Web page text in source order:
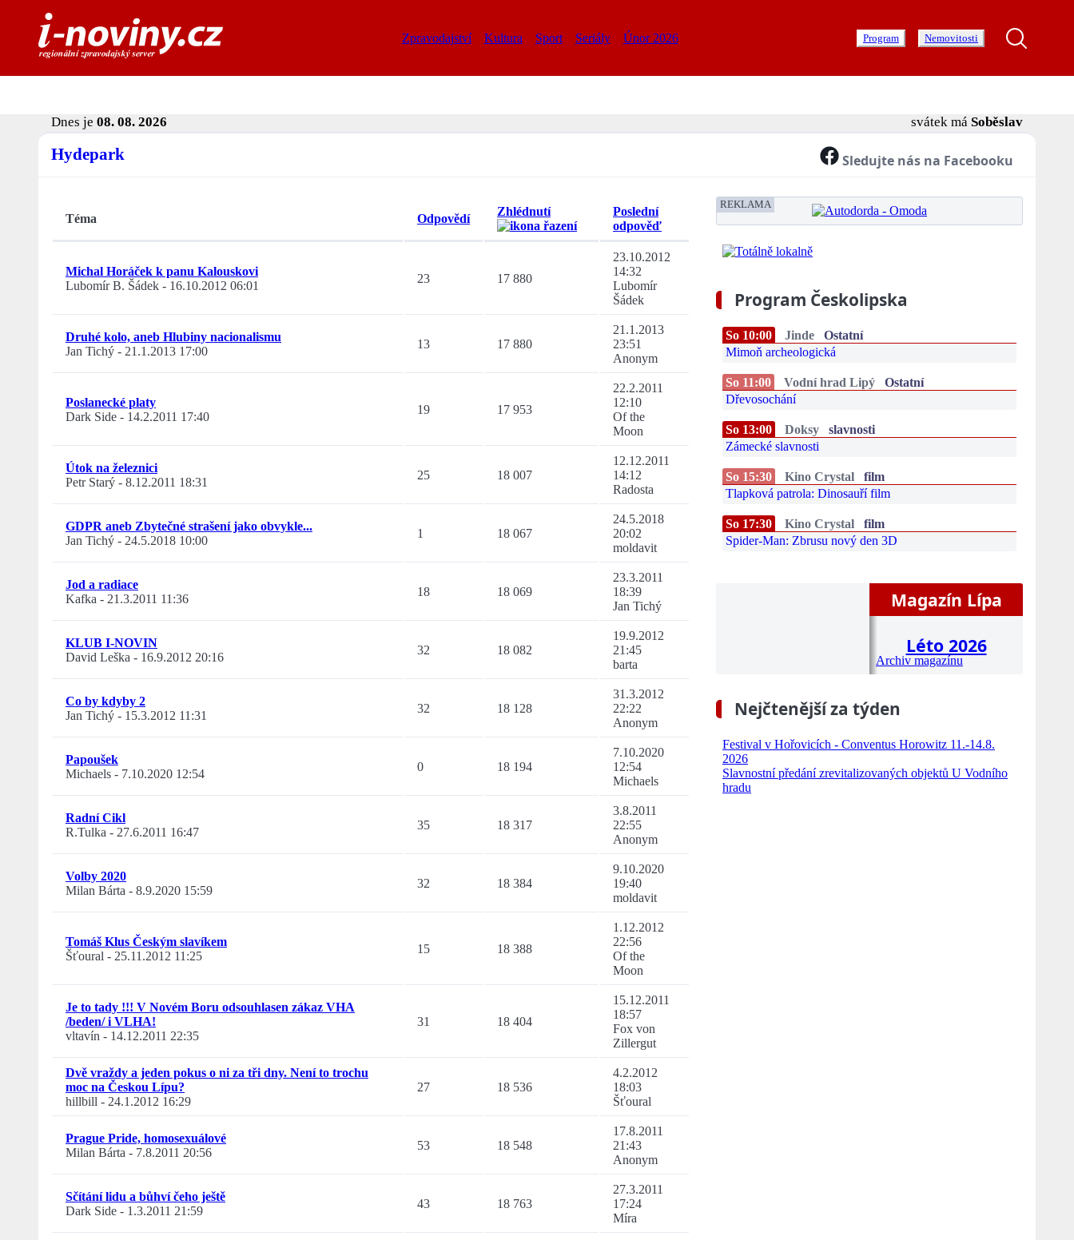
Zpravodajství Kultura Sport Seriály Únor 2026 Program Nemovitosti
Dnes je 08. 08. 2026 svátek má Soběslav
Hydepark Sledujte nás na Facebooku
Téma Odpovědí
Zhlédnutí
Poslední
odpověď
Michal Horáček k panu Kalouskovi
Lubomír B. Šádek - 16.10.2012 06:01
23 17 880
23.10.2012
14:32
Lubomír
Šádek
Druhé kolo, aneb Hlubiny nacionalismu
Jan Tichý - 21.1.2013 17:00
13 17 880
21.1.2013
23:51
Anonym
Poslanecké platy
Dark Side - 14.2.2011 17:40
19 17 953
22.2.2011
12:10
Of the
Moon
Útok na železnici
Petr Starý - 8.12.2011 18:31
25 18 007
12.12.2011
14:12
Radosta
GDPR aneb Zbytečné strašení jako obvykle...
Jan Tichý - 24.5.2018 10:00
1 18 067
24.5.2018
20:02
moldavit
Jod a radiace
Kafka - 21.3.2011 11:36
18 18 069
23.3.2011
18:39
Jan Tichý
KLUB I-NOVIN
David Leška - 16.9.2012 20:16
32 18 082
19.9.2012
21:45
barta
Co by kdyby 2
Jan Tichý - 15.3.2012 11:31
32 18 128
31.3.2012
22:22
Anonym
Papoušek
Michaels - 7.10.2020 12:54
0 18 194
7.10.2020
12:54
Michaels
Radní Cikl
R.Tulka - 27.6.2011 16:47
35 18 317
3.8.2011
22:55
Anonym
Volby 2020
Milan Bárta - 8.9.2020 15:59
32 18 384
9.10.2020
19:40
moldavit
Tomáš Klus Českým slavíkem
Šťoural - 25.11.2012 11:25
15 18 388
1.12.2012
22:56
Of the
Moon
Je to tady !!! V Novém Boru odsouhlasen zákaz VHA
/beden/ i VLHA!
vltavín - 14.12.2011 22:35
31 18 404
15.12.2011
18:57
Fox von
Zillergut
Dvě vraždy a jeden pokus o ni za tři dny. Není to trochu
moc na Českou Lípu?
hillbill - 24.1.2012 16:29
27 18 536
4.2.2012
18:03
Šťoural
Prague Pride, homosexuálové
Milan Bárta - 7.8.2011 20:56
53 18 548
17.8.2011
21:43
Anonym
Sčítání lidu a bůhví čeho ještě
Dark Side - 1.3.2011 21:59
43 18 763
27.3.2011
17:24
Míra
REKLAMA
Program Českolipska
So 10:00 Jinde
Ostatní
Mimoň archeologická
So 11:00 Vodní hrad Lipý
Ostatní
Dřevosochání
So 13:00 Doksy
slavnosti
Zámecké slavnosti
So 15:30 Kino Crystal
film
Tlapková patrola: Dinosauří film
So 17:30 Kino Crystal
film
Spider-Man: Zbrusu nový den 3D
Magazín Lípa
Léto 2026
Archiv magazínu
Nejčtenější za týden
Festival v Hořovicích - Conventus Horowitz 11.-14.8.
2026
Slavnostní předání zrevitalizovaných objektů U Vodního
hradu